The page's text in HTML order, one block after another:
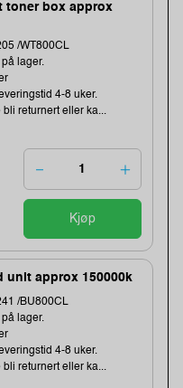
toner box approx
/WT800CL
lager.
4-8 uker.
bli returnert eller ka...
Kjøp
unit approx 150000k
/BU800CL
lager.
4-8 uker.
bli returnert eller ka...